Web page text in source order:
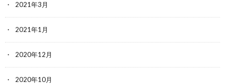
2021年3月
2021年1月
2020年12月
2020年10月